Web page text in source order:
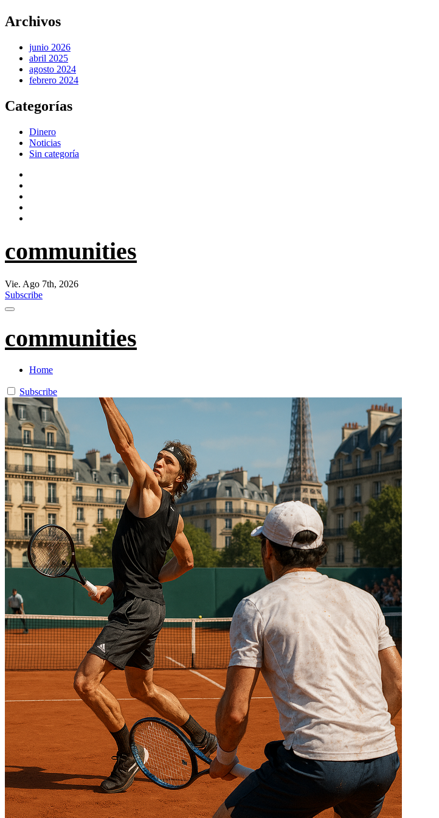
Ir
alArchivos
junio 2026
abril 2025
agosto 2024
febrero 2024
Categorías
Dinero
Noticias
Sin categoría
communities
Vie. Ago 7th, 2026
Subscribe
communities
Home
Subscribe